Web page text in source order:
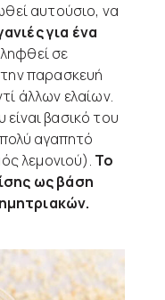
αυτούσιο, να
για ένα
σε
παρασκευή
άλλων ελαίων.
βασικό του
πολύ αγαπητό
λεμονιού). Το
ως βάση